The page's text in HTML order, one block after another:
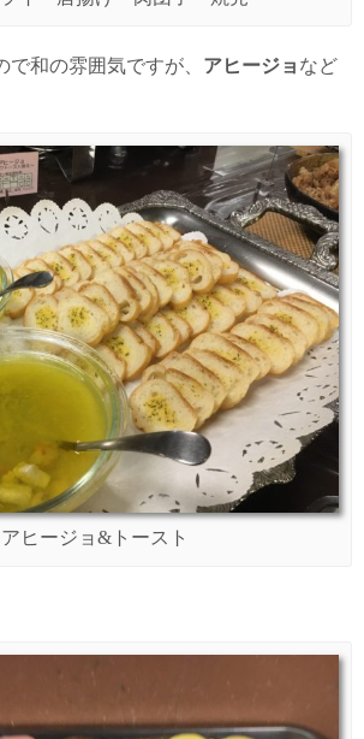
和の雰囲気ですが、 アヒージョ など
アヒージョ&トースト